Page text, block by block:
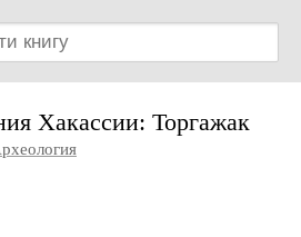
Хакассии: Торгажак